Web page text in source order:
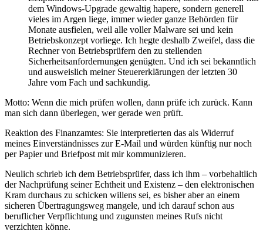
dem Windows-Upgrade gewaltig hapere, sondern generell
vieles im Argen liege, immer wieder ganze Behörden für
Monate ausfielen, weil alle voller Malware sei und kein
Betriebskonzept vorliege. Ich hegte deshalb Zweifel, dass die
Rechner von Betriebsprüfern den zu stellenden
Sicherheitsanfordernungen genügten. Und ich sei bekanntlich
und ausweislich meiner Steuererklärungen der letzten 30
Jahre vom Fach und sachkundig.
Motto: Wenn die mich prüfen wollen, dann prüfe ich zurück. Kann
man sich dann überlegen, wer gerade wen prüft.
Reaktion des Finanzamtes: Sie interpretierten das als Widerruf
meines Einverständnisses zur E-Mail und würden künftig nur noch
per Papier und Briefpost mit mir kommunizieren.
Neulich schrieb ich dem Betriebsprüfer, dass ich ihm – vorbehaltlich
der Nachprüfung seiner Echtheit und Existenz – den elektronischen
Kram durchaus zu schicken willens sei, es bisher aber an einem
sicheren Übertragungsweg mangele, und ich darauf schon aus
beruflicher Verpflichtung und zugunsten meines Rufs nicht
verzichten könne.